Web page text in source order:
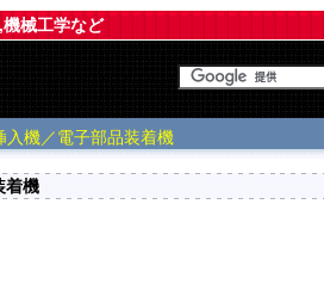
械工学など
入機／電子部品装着機
着機